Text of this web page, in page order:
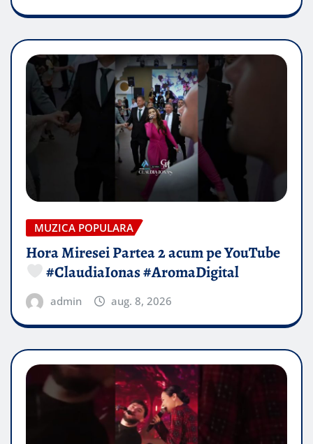
MUZICA POPULARA
Hora Miresei Partea 2 acum pe YouTube
#ClaudiaIonas #AromaDigital
admin aug. 8, 2026